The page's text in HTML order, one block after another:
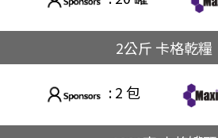
2公斤 卡格乾糧
: 2 包